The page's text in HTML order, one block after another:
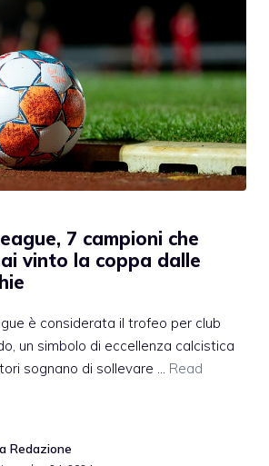
7 campioni che
vinto la coppa dalle
è considerata il trofeo per club
un simbolo di eccellenza calcistica
sognano di sollevare … Read
Redazione